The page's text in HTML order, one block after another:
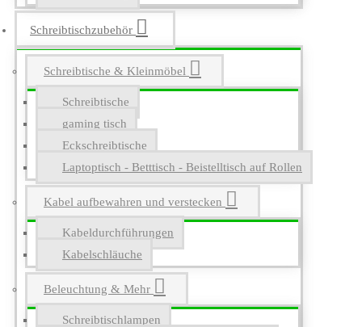
Schreibtischzubehör
Schreibtische & Kleinmöbel
Schreibtische
gaming tisch
Eckschreibtische
Laptoptisch - Betttisch - Beistelltisch auf Rollen
Kabel aufbewahren und verstecken
Kabeldurchführungen
Kabelschläuche
Beleuchtung & Mehr
Schreibtischlampen